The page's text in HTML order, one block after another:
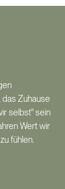
das Zuhause
selbst" sein
Wert wir
fühlen.